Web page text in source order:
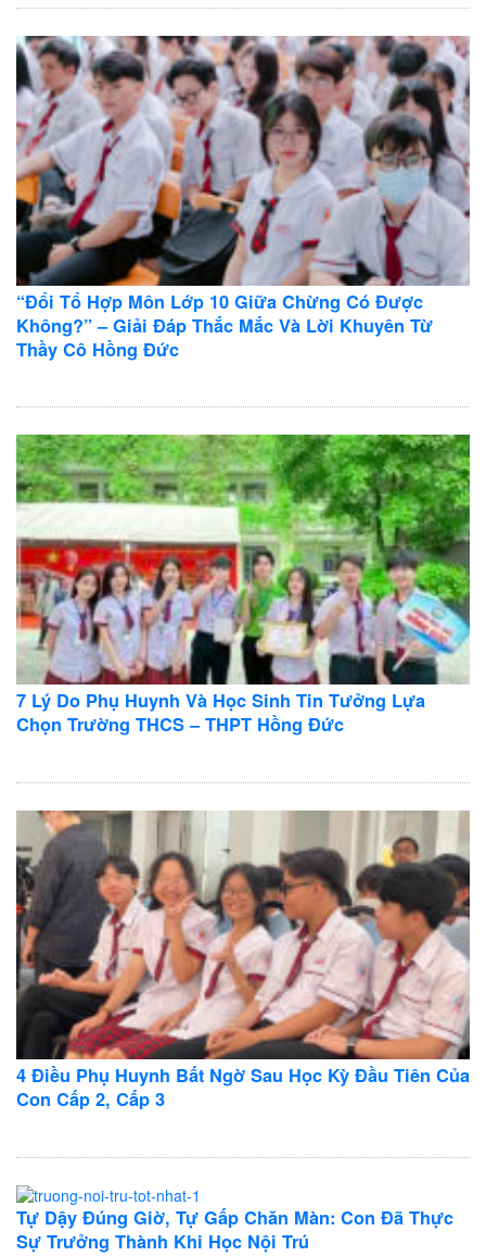
“Đổi Tổ Hợp Môn Lớp 10 Giữa Chừng Có Được
Không?” – Giải Đáp Thắc Mắc Và Lời Khuyên Từ
Thầy Cô Hồng Đức
7 Lý Do Phụ Huynh Và Học Sinh Tin Tưởng Lựa
Chọn Trường THCS – THPT Hồng Đức
4 Điều Phụ Huynh Bất Ngờ Sau Học Kỳ Đầu Tiên Của
Con Cấp 2, Cấp 3
Tự Dậy Đúng Giờ, Tự Gấp Chăn Màn: Con Đã Thực
Sự Trưởng Thành Khi Học Nội Trú